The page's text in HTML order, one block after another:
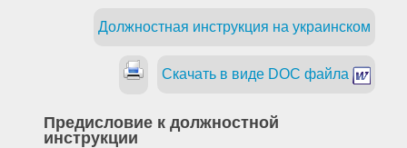
Должностная инструкция на украинском
Скачать в виде DOC файла
Предисловие к должностной
инструкции